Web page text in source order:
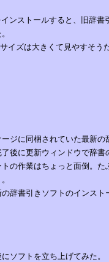
ンストールすると、旧辞書
イズは大きくて見やすそう
ジに同梱されていた最新の
後に更新ウィンドウで辞書
の作業はちょっと面倒。
の辞書引きソフトのインスト
ソフトを立ち上げてみた。